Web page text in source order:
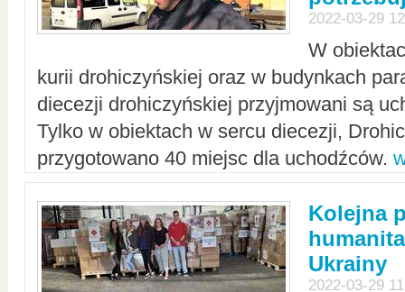
2022-03-29
W
kurii drohiczyńskiej oraz w budynkach
diecezji drohiczyńskiej przyjmowani są
Tylko w obiektach w sercu diecezji,
przygotowano 40 miejsc dla uchodźców.
Kolejna
Ukrainy
2022-03-29